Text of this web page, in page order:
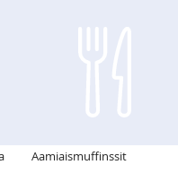
Aamiaismuffinssit